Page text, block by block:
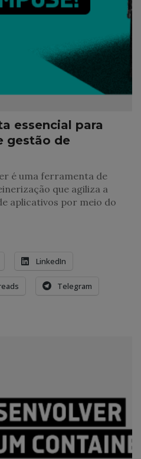
essencial para
gestão de
é uma ferramenta de
que agiliza a
aplicativos por meio do
LinkedIn
Telegram